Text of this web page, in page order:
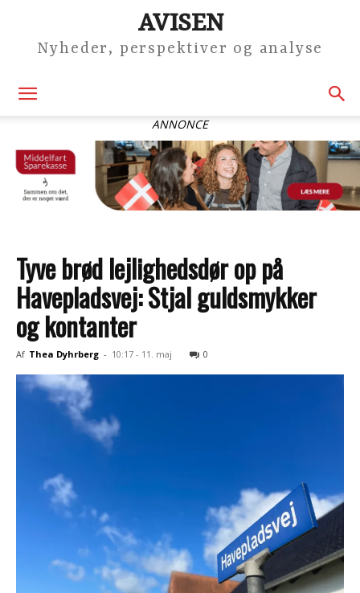
AVISEN
Nyheder, perspektiver og analyse
ANNONCE
Tyve brød lejlighedsdør op på
Havepladsvej: Stjal guldsmykker
og kontanter
Af Thea Dyhrberg - 10:17 - 11. maj 0